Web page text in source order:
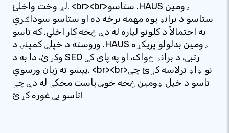
لږ وخت واخلئ. <br><br>ستاسو .HAUS ډومین
ستاسو د برانډ یوه مهمه برخه ده او ستاسو سوداګري
به احتمالاً د کلونو لپاره له دې څخه کار اخلي. که تاسو
وروسته د خپلې کمپنۍ د .HAUS ډومین بدلولو پریکړه
وکړئ، دا به د SEO رتبې، د برانډ ځواک، او په پای کې
پیسو ته زیان ورسوي. <br><br>نو ډاډ ترلاسه کړئ چې
تاسو د خپل ډومین څخه خوښ یاست مخکې له دې چې
تاسو یې غوره کړئ!